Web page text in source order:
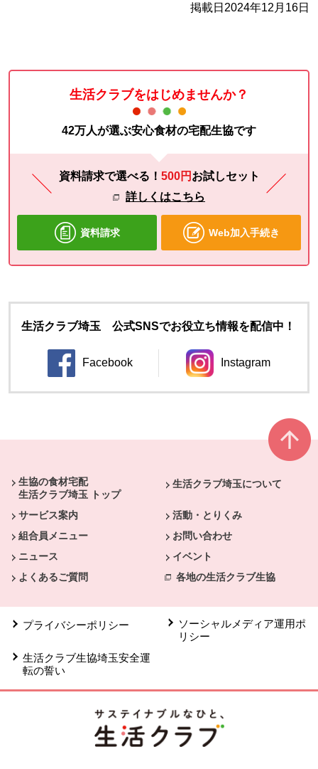
掲載日2024年12月16日
生活クラブをはじめませんか？
42万人が選ぶ安心食材の宅配生協です
資料請求で選べる！ 500円 お試しセット
詳しくはこちら
資料請求 Web加入手続き
生活クラブ埼玉 公式SNSでお役立ち情報を配信中！
Facebook
別のウィンドウで開きます。
Instagram
別のウィンドウ
生協の食材宅配
生活クラブ埼玉 トップ
生活クラブ埼玉について
サービス案内
活動・とりくみ
組合員メニュー
お問い合わせ
ニュース
イベント
よくあるご質問
各地の生活クラブ生協
プライバシーポリシー
ソーシャルメディア運用ポ
リシー
生活クラブ生協埼玉安全運
転の誓い